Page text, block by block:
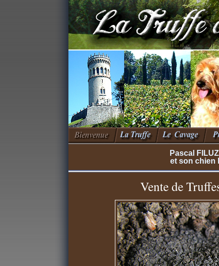
Pascal
et son chien
Vente de